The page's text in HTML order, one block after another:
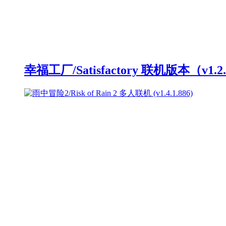
幸福工厂/Satisfactory 联机版本（